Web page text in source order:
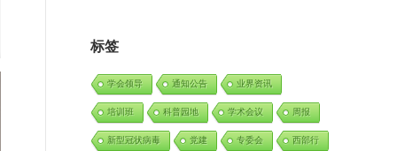
标签
学会领导 通知公告 业界资讯
培训班 科普园地 学术会议 周报
新型冠状病毒 党建 专委会 西部行